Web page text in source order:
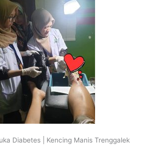
Diabetes | Kencing Manis Trenggalek